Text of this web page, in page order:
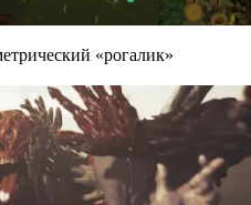
«рогалик»